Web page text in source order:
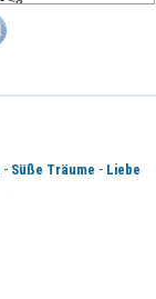
- Süße Träume - Liebe